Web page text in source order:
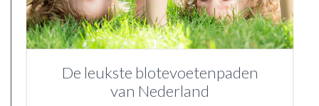
De leukste blotevoetenpaden
van Nederland